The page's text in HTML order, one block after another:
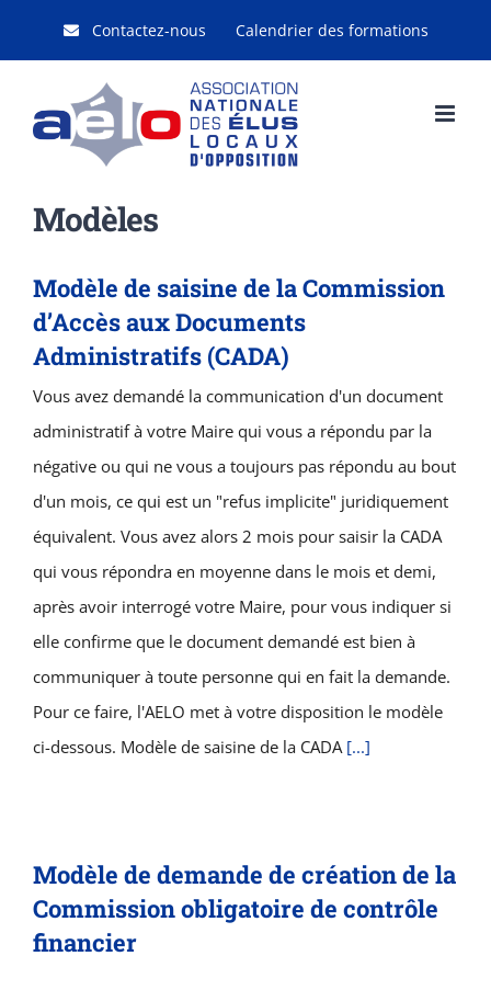
Contactez-nous Calendrier des formations
Modèles
Modèle de saisine de la Commission
d’Accès aux Documents
Administratifs (CADA)
Vous avez demandé la communication d'un document
administratif à votre Maire qui vous a répondu par la
négative ou qui ne vous a toujours pas répondu au bout
d'un mois, ce qui est un "refus implicite" juridiquement
équivalent. Vous avez alors 2 mois pour saisir la CADA
qui vous répondra en moyenne dans le mois et demi,
après avoir interrogé votre Maire, pour vous indiquer si
elle confirme que le document demandé est bien à
communiquer à toute personne qui en fait la demande.
Pour ce faire, l'AELO met à votre disposition le modèle
ci-dessous. Modèle de saisine de la CADA [...]
Modèle de demande de création de la
Commission obligatoire de contrôle
financier